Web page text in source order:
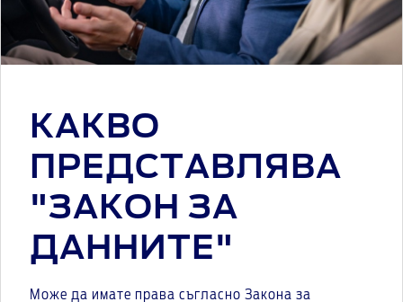
КАКВО
ПРЕДСТАВЛЯВА
"ЗАКОН ЗА
ДАННИТЕ"
Може да имате права съгласно Закона за